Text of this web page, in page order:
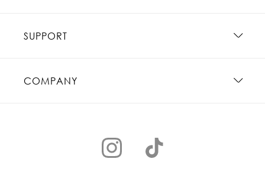
SUPPORT
COMPANY